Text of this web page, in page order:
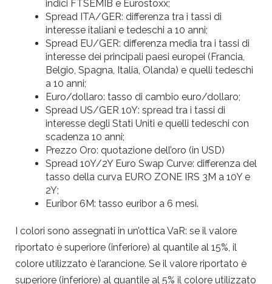
indici FTSEMIB e Eurostoxx;
Spread ITA/GER: differenza tra i tassi di
interesse italiani e tedeschi a 10 anni;
Spread EU/GER: differenza media tra i tassi di
interesse dei principali paesi europei (Francia,
Belgio, Spagna, Italia, Olanda) e quelli tedeschi
a 10 anni;
Euro/dollaro: tasso di cambio euro/dollaro;
Spread US/GER 10Y: spread tra i tassi di
interesse degli Stati Uniti e quelli tedeschi con
scadenza 10 anni;
Prezzo Oro: quotazione dell’oro (in USD)
Spread 10Y/2Y Euro Swap Curve: differenza del
tasso della curva EURO ZONE IRS 3M a 10Y e
2Y;
Euribor 6M: tasso euribor a 6 mesi.
I colori sono assegnati in un’ottica VaR: se il valore
riportato è superiore (inferiore) al quantile al 15%, il
colore utilizzato è l’arancione. Se il valore riportato è
superiore (inferiore) al quantile al 5% il colore utilizzato